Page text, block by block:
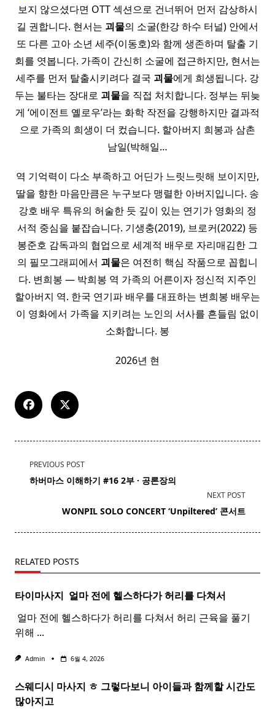
보지 않으셨다면 OTT 섹션으로 건너뛰어 먼저 감상하시
길 권합니다. 현서는 괴물의 소굴(한강 하수 터널) 안에서
또 다른 고아 소년 세주(이동호)와 함께 생존하며 탈출 기
회를 엿봅니다. 가족이 간신히 소굴에 접근하지만, 현서는
세주를 먼저 탈출시키려다 결국 괴물에게 희생됩니다. 강
두는 불타는 장대로 괴물을 직접 처치합니다. 정부는 뒤늦
게 ‘에이전트 옐로우’라는 화학 작전을 강행하지만 결과적
으로 가족의 희생이 더 컸습니다. 할아버지 희봉과 삼촌
남일(박해일…
역 기억력이 다소 부족하고 어딘가 느릿느릿해 보이지만,
딸을 향한 마음만큼은 누구보다 맹렬한 아버지입니다. 송
강호 배우 특유의 허술한 듯 깊이 있는 연기가 영화의 정
서적 중심을 붙잡습니다. 기생충(2019), 브로커(2022) 등
봉준호 감독과의 협업으로 세계적 배우로 자리매김한 그
의 필모그래피에서 괴물은 여전히 핵심 작품으로 꼽힙니
다. 변희봉 — 박희봉 역 가족의 어른이자 정신적 지주인
할아버지 역. 한국 연기파 배우를 대표하는 변희봉 배우는
이 영화에서 가족을 지키려는 노인의 서사를 흔들림 없이
소화합니다. 봉
2026년 현
<span
class="nav-
text">Page</span>
PREVIOUS POST
하버마스 이해하기 #16 2부 · 공론장의
NEXT POST
​ WONPIL SOLO CONCERT ‘Unpiltered’ 콘서트
RELATED POSTS
타이마사지 ​ 얼마 전에 헬스하다가 허리를 다쳐서
​ 얼마 전에 헬스하다가 허리를 다쳐서 허리 근육을 풀기
위해 ...
Admin 6월 4, 2026
스웨디시 마사지 ㅎ 그렇다보니 아이들과 함께할 시간도
많아지고